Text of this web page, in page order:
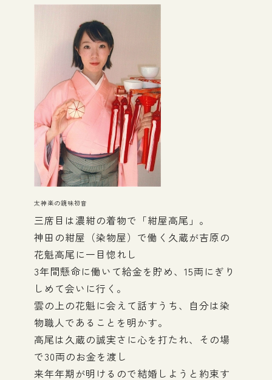
太神楽の鏡味初音
三席目は濃紺の着物で「紺屋高尾」。
神田の紺屋（染物屋）で働く久蔵が吉原の
花魁高尾に一目惚れし
3年間懸命に働いて給金を貯め、15両にぎり
しめて会いに行く。
雲の上の花魁に会えて話すうち、自分は染
物職人であることを明かす。
高尾は久蔵の誠実さに心を打たれ、その場
で30両のお金を渡し
来年年期が明けるので結婚しようと約束す